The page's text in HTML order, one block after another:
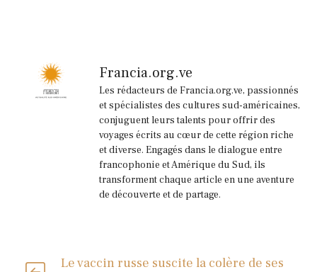
Francia.org.ve
Les rédacteurs de Francia.org.ve, passionnés
et spécialistes des cultures sud-américaines,
conjuguent leurs talents pour offrir des
voyages écrits au cœur de cette région riche
et diverse. Engagés dans le dialogue entre
francophonie et Amérique du Sud, ils
transforment chaque article en une aventure
de découverte et de partage.
Le vaccin russe suscite la colère de ses